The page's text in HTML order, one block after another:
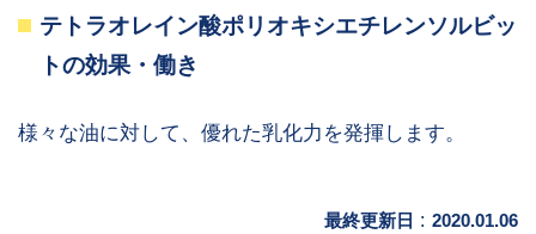
テトラオレイン酸ポリオキシエチレンソルビッ
トの効果・働き
様々な油に対して、優れた乳化力を発揮します。
最終更新日 : 2020.01.06